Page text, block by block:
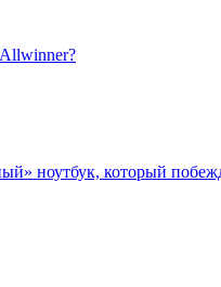
ноутбук, который